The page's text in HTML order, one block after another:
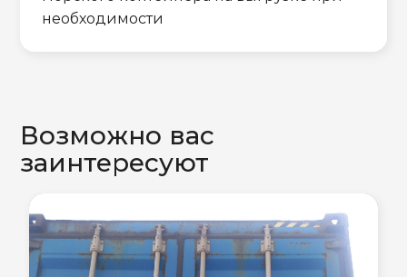
необходимости
Возможно вас
заинтересуют